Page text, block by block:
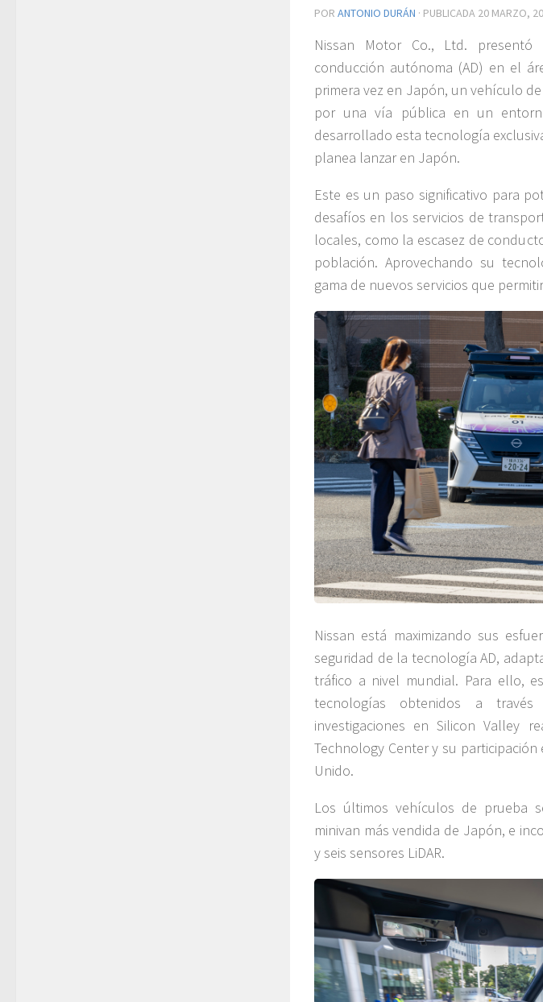
POR ANTONIO DURÁN · PUBLICADA 20 MARZO,
Nissan Motor Co., Ltd.
conducción autónoma (AD) en el
primera vez en Japón, un vehículo
por una vía pública en un
desarrollado esta tecnología
planea lanzar en Japón.
Este es un paso significativo para
desafíos en los servicios de
locales, como la escasez de
población. Aprovechando su
gama de nuevos servicios que
Nissan está maximizando sus
seguridad de la tecnología AD,
tráfico a nivel mundial. Para ello,
tecnologías obtenidos a
investigaciones en Silicon Valley
Technology Center y su participación
Unido.
Los últimos vehículos de prueba
minivan más vendida de Japón, e
y seis sensores LiDAR.